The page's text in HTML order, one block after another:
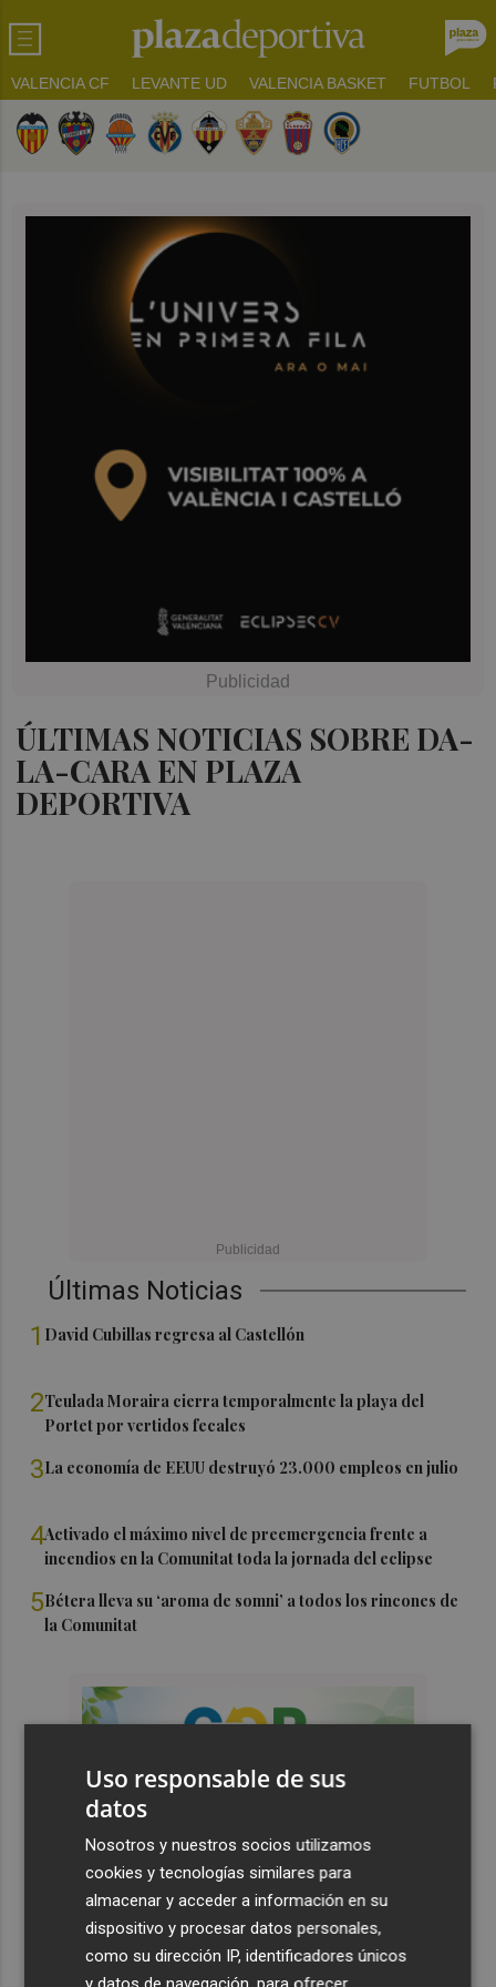
VALENCIA CF LEVANTE UD VALENCIA BASKET FUTBOL
ÚLTIMAS NOTICIAS SOBRE DA-
LA-CARA EN PLAZA
DEPORTIVA
Últimas Noticias
1 David Cubillas regresa al Castellón
2Teulada Moraira cierra temporalmente la playa del
Portet por vertidos fecales
3La economía de EEUU destruyó 23.000 empleos en julio
4Activado el máximo nivel de preemergencia frente a
incendios en la Comunitat toda la jornada del eclipse
5Bétera lleva su ‘aroma de somni’ a todos los rincones de
la Comunitat
Uso responsable de sus
datos
Nosotros y nuestros socios utilizamos
cookies y tecnologías similares para
almacenar y acceder a información en su
dispositivo y procesar datos personales,
como su dirección IP, identificadores únicos